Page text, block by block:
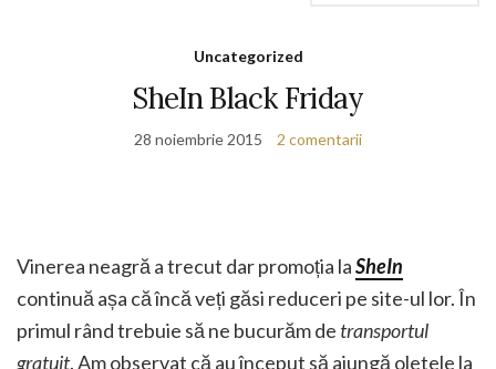
Uncategorized
SheIn Black Friday
28 noiembrie 2015 2 comentarii
Vinerea neagră a trecut dar promoția laSheIn
continuă așa că încă veți găsi reduceri pe site-ul lor. În
primul rând trebuie să ne bucurăm de transportul
gratuit. Am observat că au început să ajungă oletele la